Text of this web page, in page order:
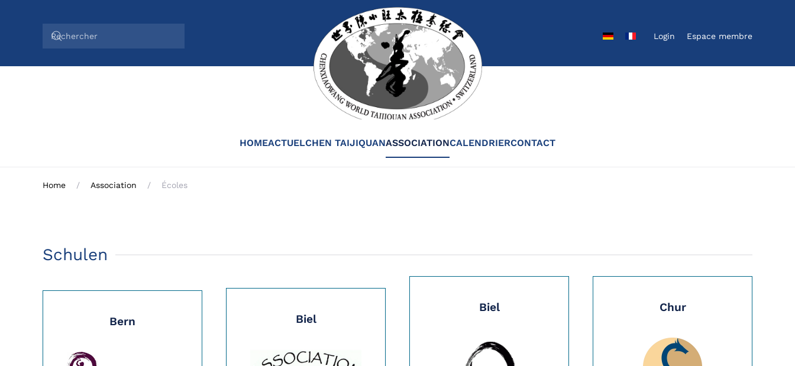
Accéder au contenu principal Login Espace membre
HOMEACTUELCHEN TAIJIQUANASSOCIATIONCALENDRIERCONTACT
Home Association Écoles
Schulen
Bern Biel
Biel Chur